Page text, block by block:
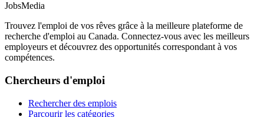
JobsMedia
Trouvez l'emploi de vos rêves grâce à la meilleure plateforme de
recherche d'emploi au Canada. Connectez-vous avec les meilleurs
employeurs et découvrez des opportunités correspondant à vos
compétences.
Chercheurs d'emploi
Rechercher des emplois
Parcourir les catégories